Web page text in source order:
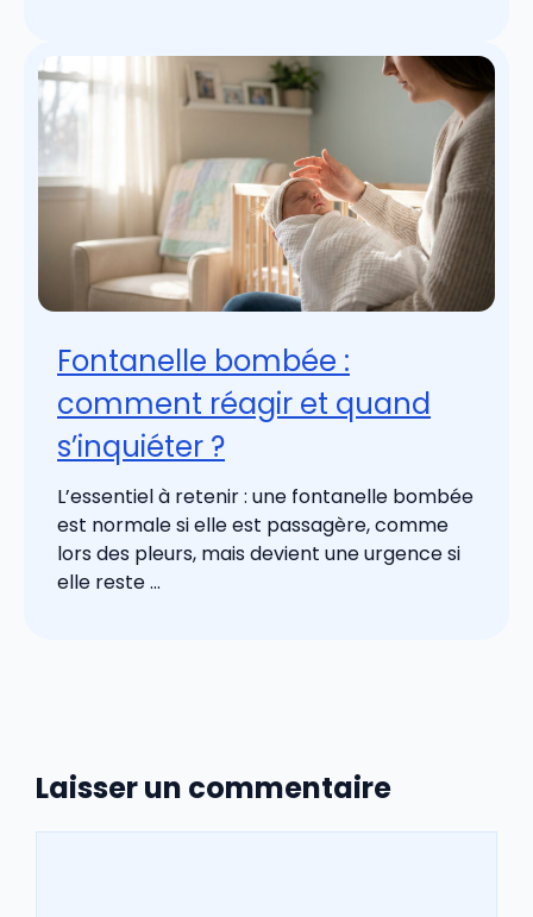
Fontanelle bombée :
comment réagir et quand
s’inquiéter ?
L’essentiel à retenir : une fontanelle bombée
est normale si elle est passagère, comme
lors des pleurs, mais devient une urgence si
elle reste ...
Laisser un commentaire